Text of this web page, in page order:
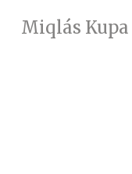
Miqlás Kupa